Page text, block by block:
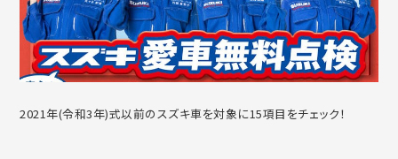
2021年(令和3年)式以前のスズキ車を対象に15項目をチェック！